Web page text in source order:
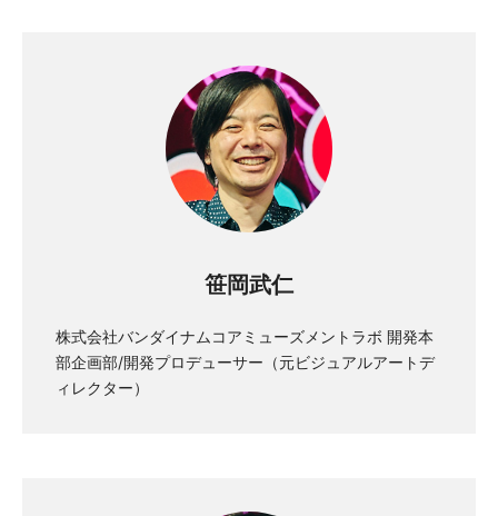
笹岡武仁
株式会社バンダイナムコアミューズメントラボ 開発本
部企画部/開発プロデューサー（元ビジュアルアートデ
ィレクター）